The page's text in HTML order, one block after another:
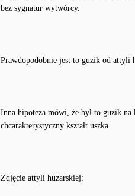
bez sygnatur wytwórcy.
Prawdopodobnie jest to guzik od attyli
Inna hipoteza mówi, że był to guzik na
chcarakterystyczny kształt uszka.
Zdjęcie attyli huzarskiej: